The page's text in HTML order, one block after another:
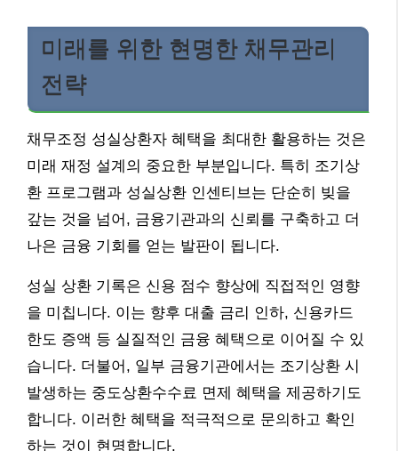
미래를 위한 현명한 채무관리
전략
채무조정 성실상환자 혜택을 최대한 활용하는 것은
미래 재정 설계의 중요한 부분입니다. 특히 조기상
환 프로그램과 성실상환 인센티브는 단순히 빚을
갚는 것을 넘어, 금융기관과의 신뢰를 구축하고 더
나은 금융 기회를 얻는 발판이 됩니다.
성실 상환 기록은 신용 점수 향상에 직접적인 영향
을 미칩니다. 이는 향후 대출 금리 인하, 신용카드
한도 증액 등 실질적인 금융 혜택으로 이어질 수 있
습니다. 더불어, 일부 금융기관에서는 조기상환 시
발생하는 중도상환수수료 면제 혜택을 제공하기도
합니다. 이러한 혜택을 적극적으로 문의하고 확인
하는 것이 현명합니다.